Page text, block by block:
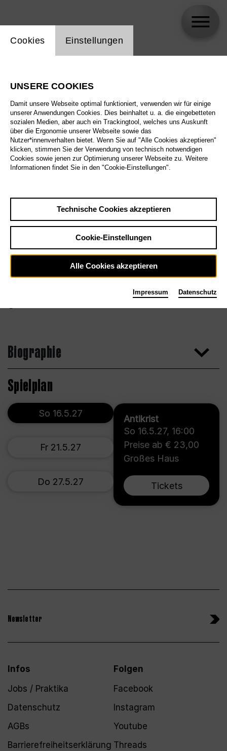
Biographie
Spielplan
Antikrist
So 16.5.27, 16:00
Preise ab € 23,00
Großes Haus
Tickets
So 16.5.27
Fr 21.5.27
Do 27.5.27
Newsletter
Infos
Jobs / Praktika
Datenschutz
AGBs
Barrierefreiheitserklärung
Folgen
Facebook
Instagram
Youtube
Threads
Einstellung Website Cookie
Cookies Einstellungen
UNSERE COOKIES
Damit unsere Webseite optimal funktioniert, verwenden wir für einige
unserer Anwendungen Cookies. Dies beinhaltet u. a. die eingebetteten
sozialen Medien, aber auch ein Trackingtool, welches uns Auskunft
über die Ergonomie unserer Webseite sowie das
Nutzer*innenverhalten bietet. Wenn Sie auf "Alle Cookies akzeptieren"
klicken, stimmen Sie der Verwendung von technisch notwendigen
Cookies sowie jenen zur Optimierung unserer Webseite zu. Weitere
Informationen findet Sie in den "Cookie-Einstellungen".
Technische Cookies akzeptieren
Cookie-Einstellungen
Alle Cookies akzeptieren
Impressum Datenschutz